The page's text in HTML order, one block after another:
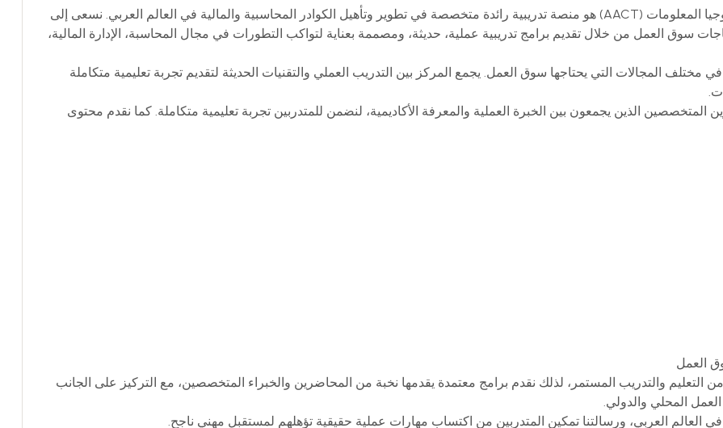
مركز المحاسب العربي للتدريب وتكنولوجيا المعلومات (AACT) هو منصة تدريبية رائدة متخصصة في تطوير وتأهيل الكوادر المحاسبية والمالية في العالم العربي. نسعى إلى
سوق العمل من خلال تقديم برامج تدريبية عملية، حديثة، ومصممة بعناية لتواكب التطورات في مجال المحاسبة، الإدارة المالية،
مختلف المجالات التي يحتاجها سوق العمل. يجمع المركز بين التدريب العملي والتقنيات الحديثة لتقديم تجربة تعليمية متكاملة
المتخصصين الذين يجمعون بين الخبرة العملية والمعرفة الأكاديمية، لنضمن للمتدربين تجربة تعليمية متكاملة. كما نقدم محتوى
العمل
التعليم والتدريب المستمر، لذلك نقدم برامج معتمدة يقدمها نخبة من المحاضرين والخبراء المتخصصين، مع التركيز على الجانب
المحلي والدولي.
في العالم العربي، ورسالتنا تمكين المتدربين من اكتساب مهارات عملية حقيقية تؤهلهم لمستقبل مهني ناجح.